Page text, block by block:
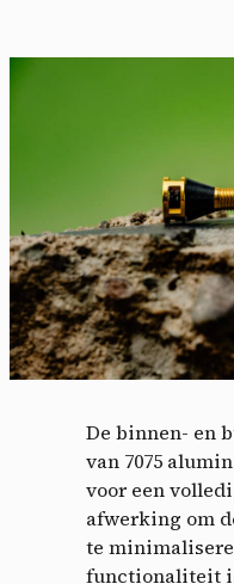
De binnen- en
van 7075
voor een
afwerking om
te
functionaliteit